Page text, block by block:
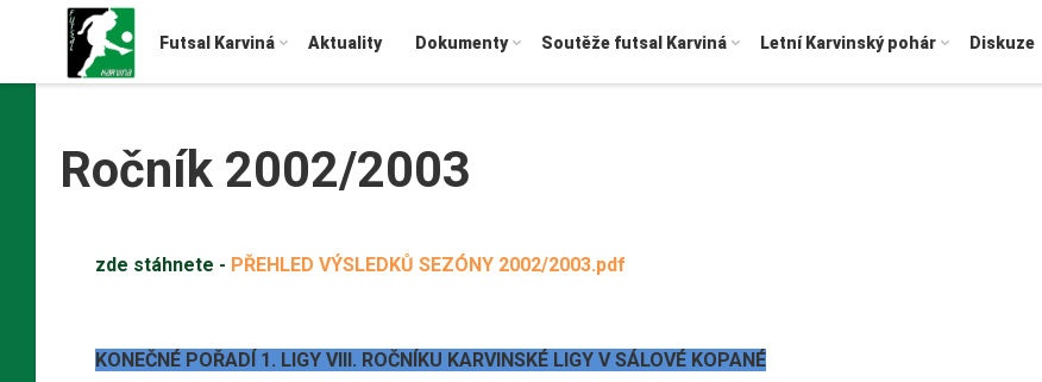
Futsal Karviná Aktuality Dokumenty Soutěže futsal Karviná Letní Karvinský pohár Diskuze
Ročník 2002/2003
zde stáhnete - PŘEHLED VÝSLEDKŮ SEZÓNY 2002/2003.pdf
KONEČNÉ POŘADÍ 1. LIGY VIII. ROČNÍKU KARVINSKÉ LIGY V SÁLOVÉ KOPANÉ